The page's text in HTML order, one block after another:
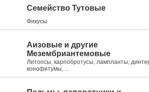
Семейство Тутовые
Фикусы
Аизовые и другие
Мезембриантемовые
Литопсы, карпобротусы, лампланты,
конофитумы, ...